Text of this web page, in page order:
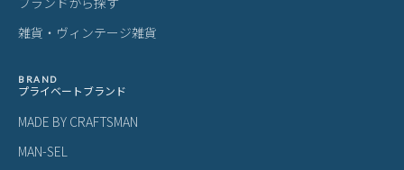
雑貨・ヴィンテージ雑貨
BRAND
プライベートブランド
MADE BY CRAFTSMAN
MAN-SEL